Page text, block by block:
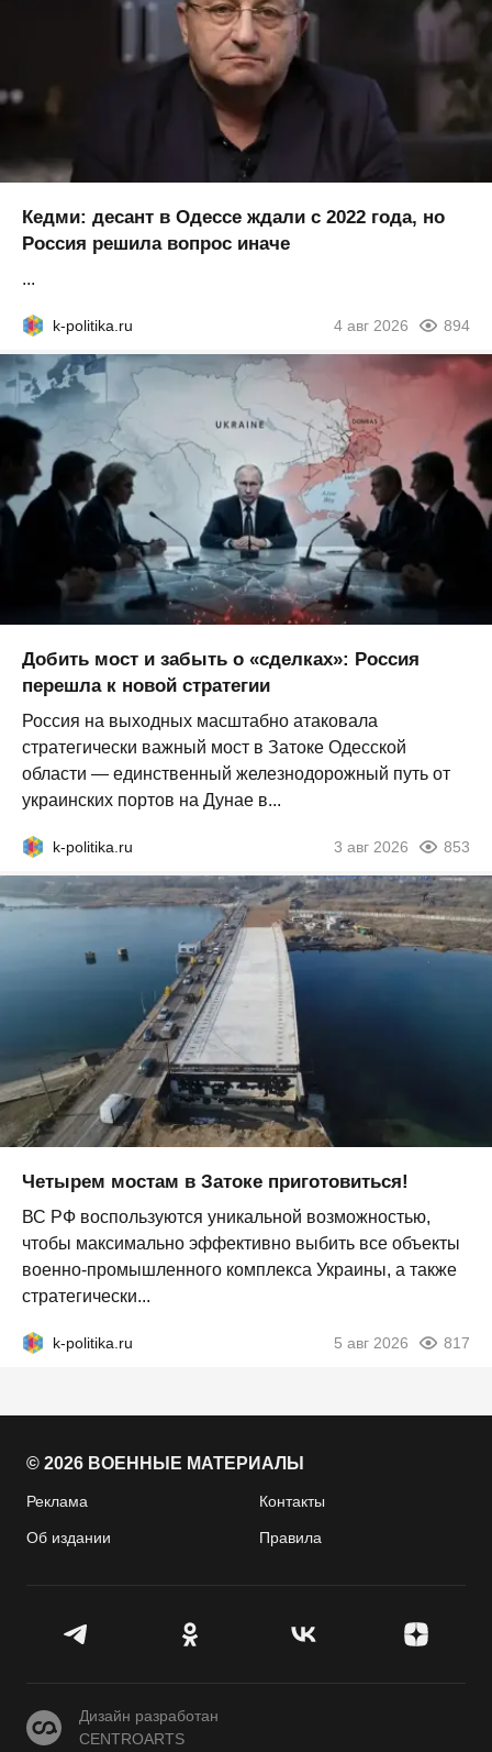
Кедми: десант в Одессе ждали с 2022 года, но
Россия решила вопрос иначе
...
k-politika.ru 4 авг 2026 894
Добить мост и забыть о «сделках»: Россия
перешла к новой стратегии
Россия на выходных масштабно атаковала
стратегически важный мост в Затоке Одесской
области — единственный железнодорожный путь от
украинских портов на Дунае в...
k-politika.ru 3 авг 2026 853
Четырем мостам в Затоке приготовиться!
ВС РФ воспользуются уникальной возможностью,
чтобы максимально эффективно выбить все объекты
военно-промышленного комплекса Украины, а также
стратегически...
k-politika.ru 5 авг 2026 817
© 2026 ВОЕННЫЕ МАТЕРИАЛЫ
Реклама Контакты
Об издании Правила
CENTROARTS